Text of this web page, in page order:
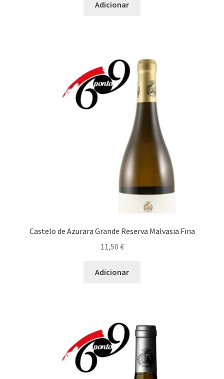
Adicionar
Castelo de Azurara Grande Reserva Malvasia Fina
11,50 €
Adicionar